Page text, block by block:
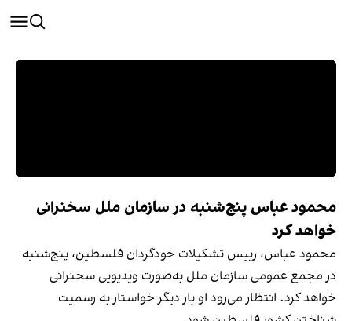
محمود عباس پنج‌شنبه در سازمان ملل سخنرانی
خواهد کرد
محمود عباس، رییس تشکیلات خودگردان فلسطین، پنج‌شنبه
در مجمع عمومی سازمان ملل به‌صورت ویدیویی سخنرانی
خواهد کرد. انتظار می‌رود او بار دیگر خواستار به رسمیت